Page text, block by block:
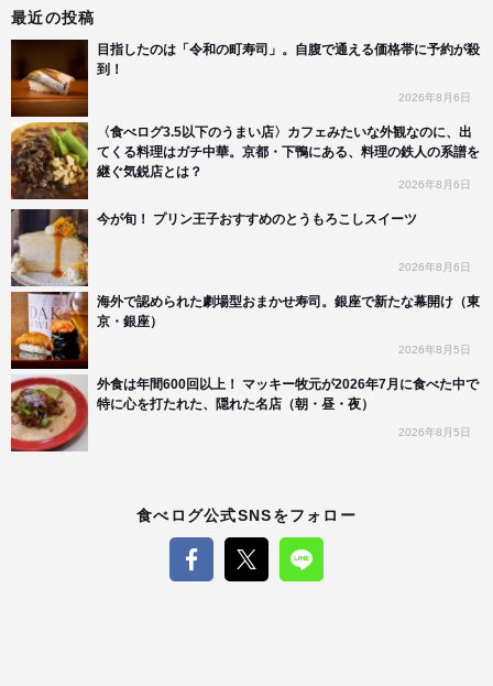
最近の投稿
目指したのは「令和の町寿司」。自腹で通える価格帯に予約が殺
到！
2026年8月6日
〈食べログ3.5以下のうまい店〉カフェみたいな外観なのに、出
てくる料理はガチ中華。京都・下鴨にある、料理の鉄人の系譜を
継ぐ気鋭店とは？
2026年8月6日
今が旬！ プリン王子おすすめのとうもろこしスイーツ
2026年8月6日
海外で認められた劇場型おまかせ寿司。銀座で新たな幕開け（東
京・銀座）
2026年8月5日
外食は年間600回以上！ マッキー牧元が2026年7月に食べた中で
特に心を打たれた、隠れた名店（朝・昼・夜）
2026年8月5日
食べログ公式SNSをフォロー